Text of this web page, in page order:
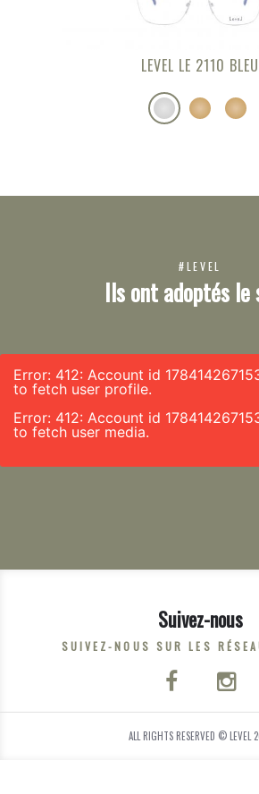
LEVEL LE 2110 BLEU
#LEVEL
Ils ont adoptés le
Error: 412: Account id
to fetch user profile.
Error: 412: Account id
to fetch user media.
Suivez-nous
SUIVEZ-NOUS SUR LES
ALL RIGHTS RESERVED © LEVEL